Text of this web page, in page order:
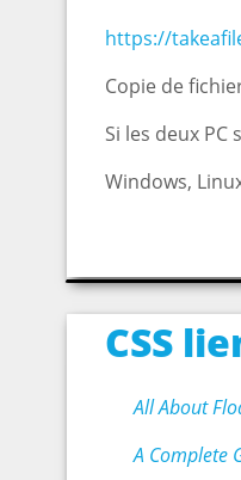
https://
Copie de
Si les deux
Windows,
CSS
All About
A Complete